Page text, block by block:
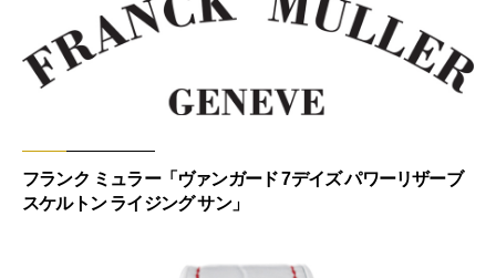
フランク ミュラー「ヴァンガード 7デイズ パワーリザーブ
スケルトン ライジング サン」